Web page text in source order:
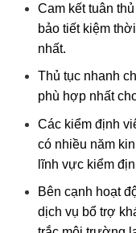
Cam kết tuân
bảo tiết kiệm
nhất.
Thủ tục nhanh
phù hợp nhất
Các kiểm định
có nhiều năm
lĩnh vực kiểm
Bên cạnh hoạt
dịch vụ bổ trợ